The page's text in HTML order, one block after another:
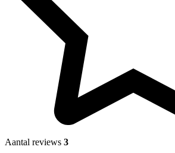
Aantal reviews 3